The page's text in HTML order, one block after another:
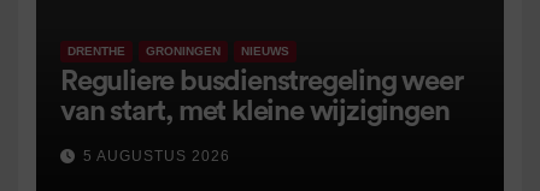
DRENTHE GRONINGEN NIEUWS
Reguliere busdienstregeling weer
van start, met kleine wijzigingen
5 AUGUSTUS 2026